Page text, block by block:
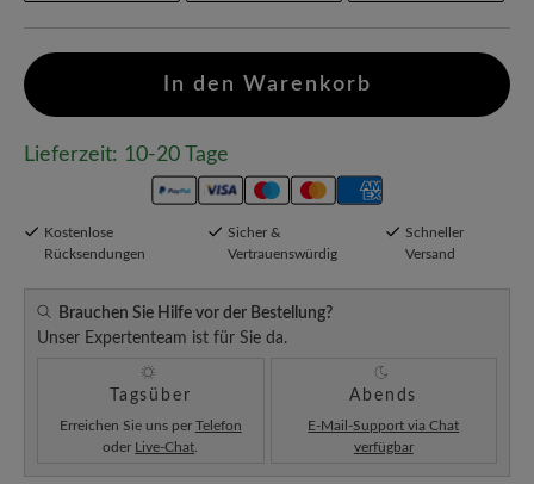
In den Warenkorb
Lieferzeit: 10-20 Tage
Kostenlose
Rücksendungen
Sicher &
Vertrauenswürdig
Schneller
Versand
Brauchen Sie Hilfe vor der Bestellung?
Unser Expertenteam ist für Sie da.
Tagsüber
Erreichen Sie uns per Telefon
oder Live-Chat
Abends
E-Mail-Support via Chat
verfügbar